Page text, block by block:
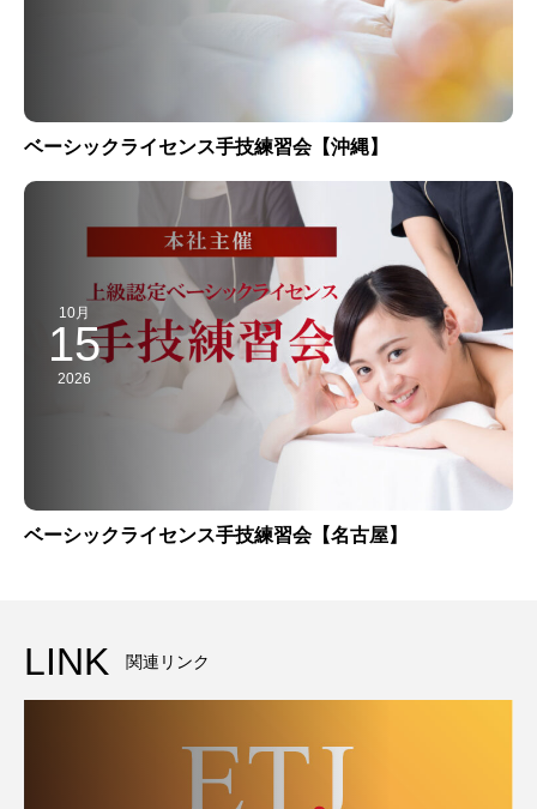
ベーシックライセンス手技練習会【沖縄】
10月
15
2026
ベーシックライセンス手技練習会【名古屋】
LINK 関連リンク